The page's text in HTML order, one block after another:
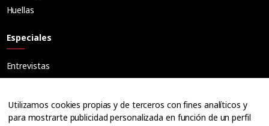
Huellas
Especiales
Entrevistas
Ópticos
Cuadernos
Utilizamos cookies propias y de terceros con fines analíticos y
para mostrarte publicidad personalizada en función de un perfil